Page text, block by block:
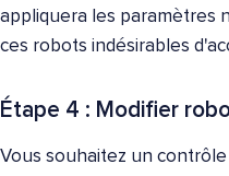
appliquera les paramètres
ces robots indésirables
Étape 4 : Modifier
Vous souhaitez un